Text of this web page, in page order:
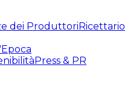
dei ProduttoriRicettario
Press & PR